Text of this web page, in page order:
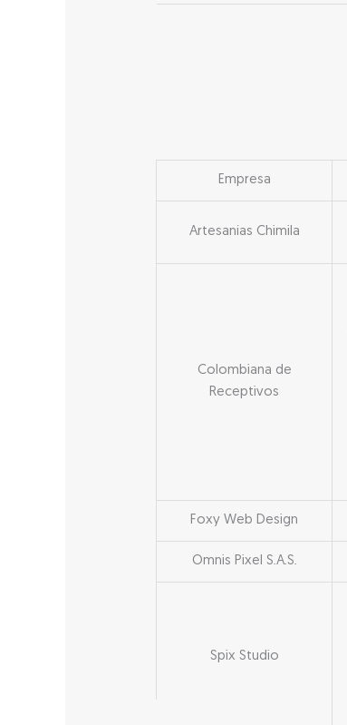
Empresa
Artesanías Chimila
Colombiana de
Receptivos
Foxy Web Design
Omnis Pixel S.A.S.
Spix Studio